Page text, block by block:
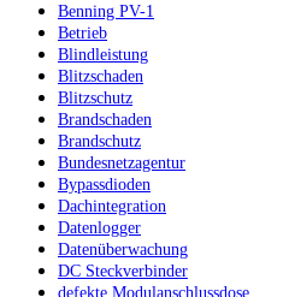
Benning PV-1
Betrieb
Blindleistung
Blitzschaden
Blitzschutz
Brandschaden
Brandschutz
Bundesnetzagentur
Bypassdioden
Dachintegration
Datenlogger
Datenüberwachung
DC Steckverbinder
defekte Modulanschlussdose